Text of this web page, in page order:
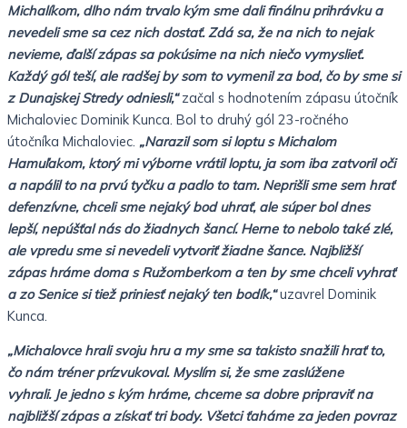
Michalíkom, dlho nám trvalo kým sme dali finálnu prihrávku a
nevedeli sme sa cez nich dostať. Zdá sa, že na nich to nejak
nevieme, ďalší zápas sa pokúsime na nich niečo vymyslieť.
Každý gól teší, ale radšej by som to vymenil za bod, čo by sme si
z Dunajskej Stredy odniesli,“začal s hodnotením zápasu útočník
Michaloviec Dominik Kunca. Bol to druhý gól 23-ročného
útočníka Michaloviec. „Narazil som si loptu s Michalom
Hamuľakom, ktorý mi výborne vrátil loptu, ja som iba zatvoril oči
a napálil to na prvú tyčku a padlo to tam. Neprišli sme sem hrať
defenzívne, chceli sme nejaký bod uhrať, ale súper bol dnes
lepší, nepúšťal nás do žiadnych šancí. Herne to nebolo také zlé,
ale vpredu sme si nevedeli vytvoriť žiadne šance. Najbližší
zápas hráme doma s Ružomberkom a ten by sme chceli vyhrať
a zo Senice si tiež priniesť nejaký ten bodík,“ uzavrel Dominik
Kunca.
„Michalovce hrali svoju hru a my sme sa takisto snažili hrať to,
čo nám tréner prízvukoval. Myslím si, že sme zaslúžene
vyhrali. Je jedno s kým hráme, chceme sa dobre pripraviť na
najbližší zápas a získať tri body. Všetci ťaháme za jeden povraz